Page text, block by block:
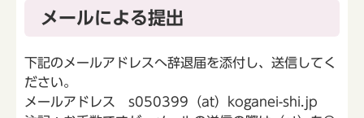
メールによる提出
下記のメールアドレスへ辞退届を添付し、送信してく
ださい。
メールアドレス s050399（at）koganei-shi.jp